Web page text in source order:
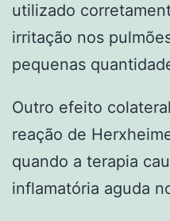
utilizado
irritação nos
pequenas
Outro efeito
reação de
quando a terapia
inflamatória aguda